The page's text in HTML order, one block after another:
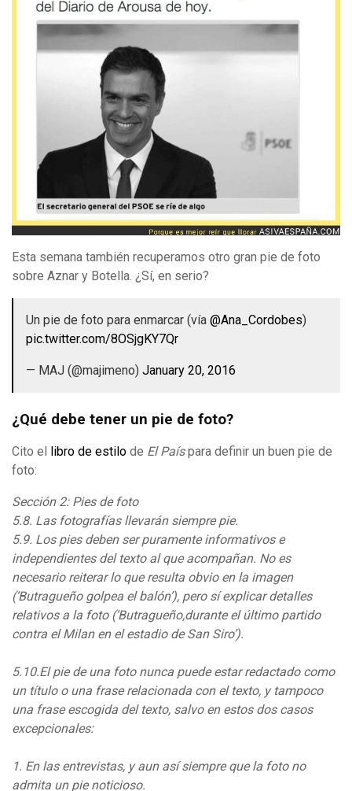
Esta semana también recuperamos otro gran pie de foto
sobre Aznar y Botella. ¿Sí, en serio?
Un pie de foto para enmarcar (vía @Ana_Cordobes)
pic.twitter.com/8OSjgKY7Qr
— MAJ (@majimeno) January 20, 2016
¿Qué debe tener un pie de foto?
Cito el libro de estilo de El Paíspara definir un buen pie de
foto:
Sección 2: Pies de foto
5.8. Las fotografías llevarán siempre pie.
5.9. Los pies deben ser puramente informativos e
independientes del texto al que acompañan. No es
necesario reiterar lo que resulta obvio en la imagen
(‘Butragueño golpea el balón’), pero sí explicar detalles
relativos a la foto (‘Butragueño,durante el último partido
contra el Milan en el estadio de San Siro’).
5.10.El pie de una foto nunca puede estar redactado como
un título o una frase relacionada con el texto, y tampoco
una frase escogida del texto, salvo en estos dos casos
excepcionales:
1. En las entrevistas, y aun así siempre que la foto no
admita un pie noticioso.